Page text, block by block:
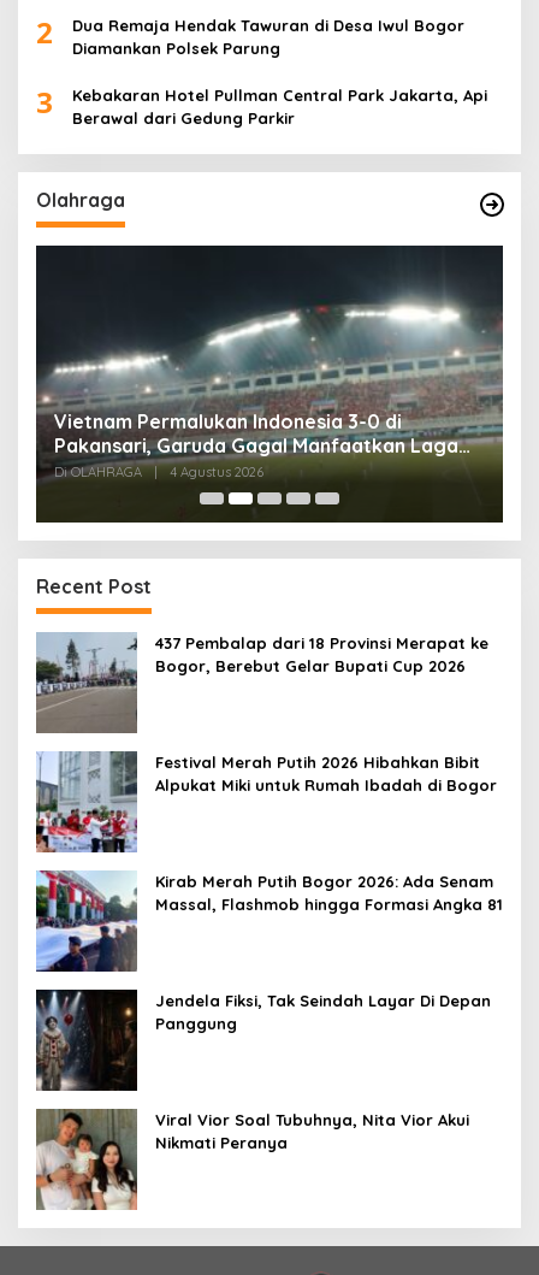
2
Dua Remaja Hendak Tawuran di Desa Iwul Bogor
Diamankan Polsek Parung
3
Kebakaran Hotel Pullman Central Park Jakarta, Api
Berawal dari Gedung Parkir
Olahraga
Vietnam Permalukan Indonesia 3-0 di
Pakansari, Garuda Gagal Manfaatkan Laga
Kandang
Di OLAHRAGA | 4 Agustus 2026
Recent Post
437 Pembalap dari 18 Provinsi Merapat ke
Bogor, Berebut Gelar Bupati Cup 2026
Festival Merah Putih 2026 Hibahkan Bibit
Alpukat Miki untuk Rumah Ibadah di Bogor
Kirab Merah Putih Bogor 2026: Ada Senam
Massal, Flashmob hingga Formasi Angka 81
Jendela Fiksi, Tak Seindah Layar Di Depan
Panggung
Viral Vior Soal Tubuhnya, Nita Vior Akui
Nikmati Peranya